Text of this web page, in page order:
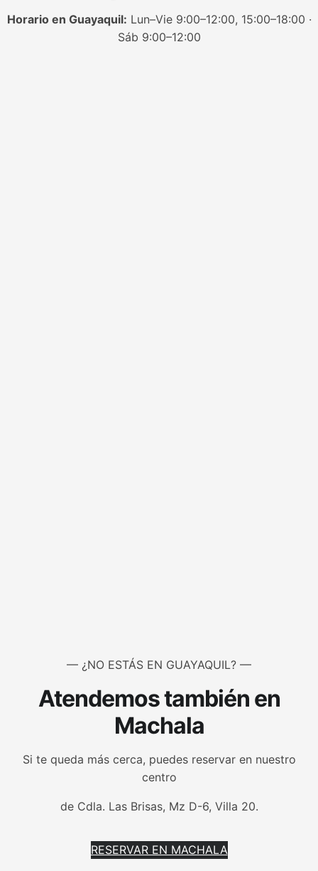
Horario en Guayaquil: Lun–Vie 9:00–12:00, 15:00–18:00 ·
Sáb 9:00–12:00
— ¿NO ESTÁS EN GUAYAQUIL? —
Atendemos también en
Machala
Si te queda más cerca, puedes reservar en nuestro
centro
de Cdla. Las Brisas, Mz D-6, Villa 20.
RESERVAR EN MACHALA